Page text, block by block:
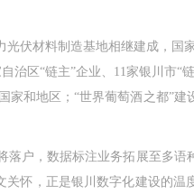
材料制造基地相继建成，国
区“链主”企业、11家银川市“
和地区；“世界葡萄酒之都”建
户，数据标注业务拓展至多语
怀，正是银川数字化建设的温